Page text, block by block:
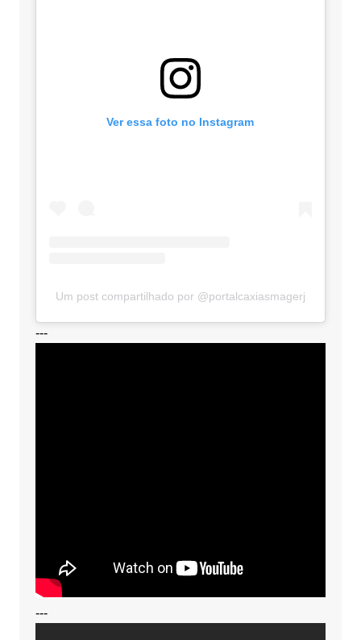
Ver essa foto no Instagram
Um post compartilhado por @portalcaxiasmagerj
---
---